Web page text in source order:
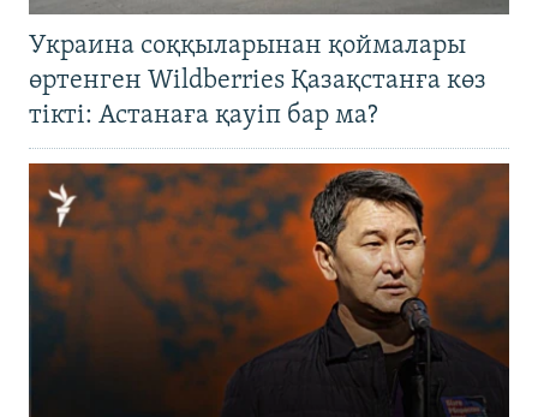
Украина соққыларынан қоймалары
өртенген Wildberries Қазақстанға көз
тікті: Астанаға қауіп бар ма?